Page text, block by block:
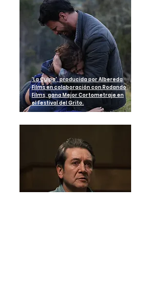
'La Culpa', producida por Albereda
Films en colaboración con Rodando
Films, gana Mejor Cortometraje en
el Festival del Grito.